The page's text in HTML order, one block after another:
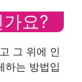
요?
그 위에 인
하는 방법입